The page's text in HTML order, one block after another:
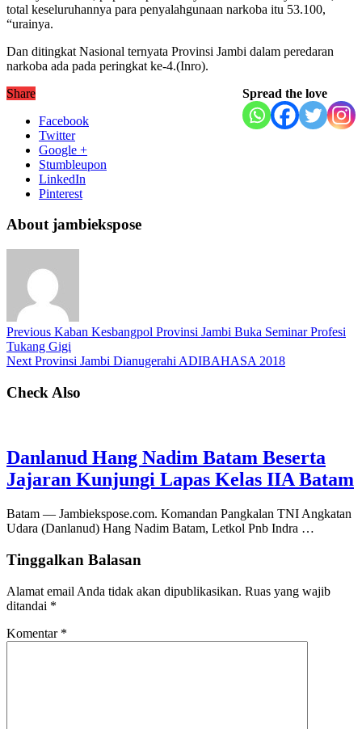
total keseluruhannya para penyalahgunaan narkoba itu 53.100,
“urainya.
Dan ditingkat Nasional ternyata Provinsi Jambi dalam peredaran
narkoba ada pada peringkat ke-4.(Inro).
Spread the love
Share
Facebook
Twitter
Google +
Stumbleupon
LinkedIn
Pinterest
About jambiekspose
Previous Kaban Kesbangpol Provinsi Jambi Buka Seminar Profesi
Tukang Gigi
Next Provinsi Jambi Dianugerahi ADIBAHASA 2018
Check Also
Danlanud Hang Nadim Batam Beserta
Jajaran Kunjungi Lapas Kelas IIA Batam
Batam — Jambiekspose.com. Komandan Pangkalan TNI Angkatan
Udara (Danlanud) Hang Nadim Batam, Letkol Pnb Indra …
Tinggalkan Balasan
Alamat email Anda tidak akan dipublikasikan. Ruas yang wajib
ditandai *
Komentar *